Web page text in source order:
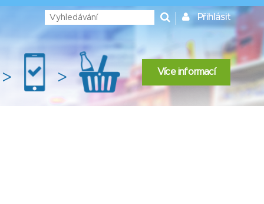
Přihlásit
> > Více informací